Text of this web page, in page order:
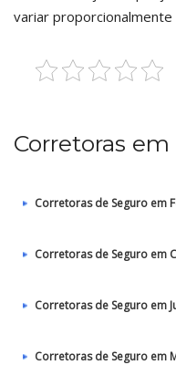
variar
Corretoras
Corretoras de Seguro em
Corretoras de Seguro em
Corretoras de Seguro em
Corretoras de Seguro em